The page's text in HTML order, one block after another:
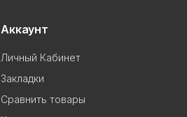
Аккаунт
Личный Кабинет
Закладки
Сравнить товары